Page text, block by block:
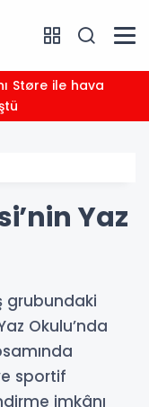
Yaz
grubundaki
Okulu’nda
sportif
imkânı